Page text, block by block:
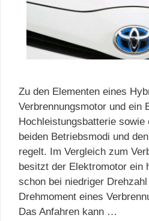
Zu den Elementen eines
Verbrennungsmotor und ein
Hochleistungsbatterie
beiden Betriebsmodi und
regelt. Im Vergleich zum
besitzt der Elektromotor ein
schon bei niedriger
Drehmoment eines
Das Anfahren kann …